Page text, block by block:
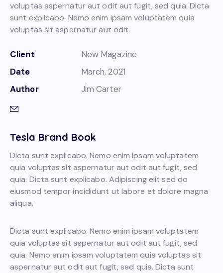
Tesla Brand Book
Dicta sunt explicabo. Nemo enim ipsam voluptatem
quia voluptas sit aspernatur aut odit aut fugit, sed
quia. Dicta sunt explicabo. Adipiscing elit sed do
eiusmod tempor incididunt ut labore et dolore magna
aliqua.
Dicta sunt explicabo. Nemo enim ipsam voluptatem
quia voluptas sit aspernatur aut odit aut fugit, sed
quia. Nemo enim ipsam voluptatem quia voluptas sit
aspernatur aut odit aut fugit, sed quia. Dicta sunt
voluptas aspernatur aut odit aut fugit, sed quia. Dicta
sunt explicabo. Nemo enim ipsam voluptatem quia
voluptas sit aspernatur aut odit.
Client
New Magazine
Date
March, 2021
Author
Jim Carter